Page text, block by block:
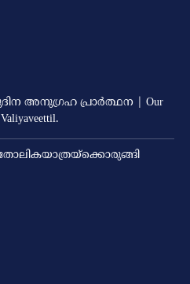
അനുഗ്രഹ പ്രാർത്ഥന | Our